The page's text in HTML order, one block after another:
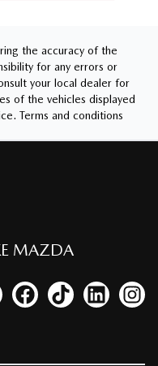
the accuracy of the
for any errors or
your local dealer for
of the vehicles displayed
Terms and conditions
MAZDA
Twitter account
to our YouTube channel
Link to our Facebook
Link to ourLink to our
Link